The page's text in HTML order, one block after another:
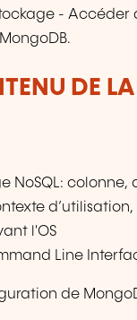
-
DE
NoSQL:
l'OS
Line
de